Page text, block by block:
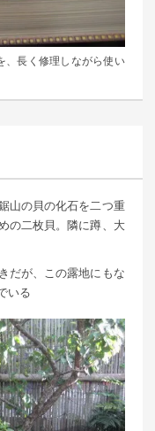
、長く修理しながら使い
山の貝の化石を二つ重
の二枚貝。隣に蹲、大
だが、この露地にもな
いる